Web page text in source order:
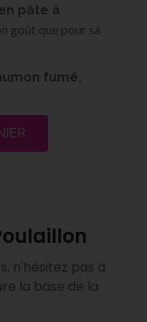
pâte à
goût que pour sa
fumé
n'hésitez pas à
la base de la